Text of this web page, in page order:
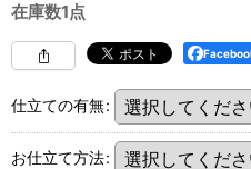
在庫数1点
仕立ての有無:
お仕立て方法: